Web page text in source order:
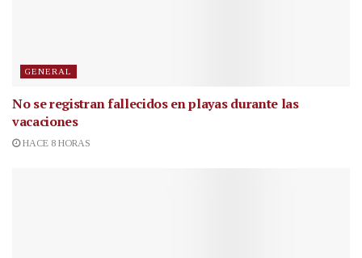
GENERAL
No se registran fallecidos en playas durante las
vacaciones
HACE 8 HORAS